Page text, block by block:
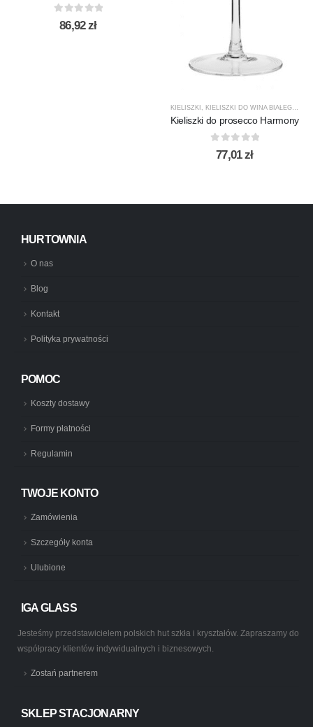
out of 5
86,92zł
KIELISZKI , KIELISZKI DO WINA BIAŁEGO ,
Kieliszki do prosecco Harmony
out of 5
77,01zł
HURTOWNIA
O nas
Blog
Kontakt
Polityka prywatności
POMOC
Koszty dostawy
Formy płatności
Regulamin
TWOJE KONTO
Zamówienia
Szczegóły konta
Ulubione
IGA GLASS
Jesteśmy przedstawicielem polskich hut szkła i kryształów. Zapraszamy do
współpracy klientów indywidualnych i biznesowych.
Zostań partnerem
SKLEP STACJONARNY